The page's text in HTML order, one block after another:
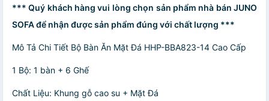
*** Quý khách hàng vui lòng chọn sản phẩm nhà bán JUNO
SOFA để nhận được sản phẩm đúng với chất lượng ***
Mô Tả Chi Tiết Bộ Bàn Ăn Mặt Đá HHP-BBA823-14 Cao Cấp
1 Bộ: 1 bàn + 6 Ghế
Chất Liệu: Khung gỗ cao su + Mặt Đá